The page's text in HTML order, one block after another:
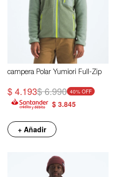
campera Polar Yumiori Full-Zip
$4.193$6.990 40
$ 3.845
+ Añadir